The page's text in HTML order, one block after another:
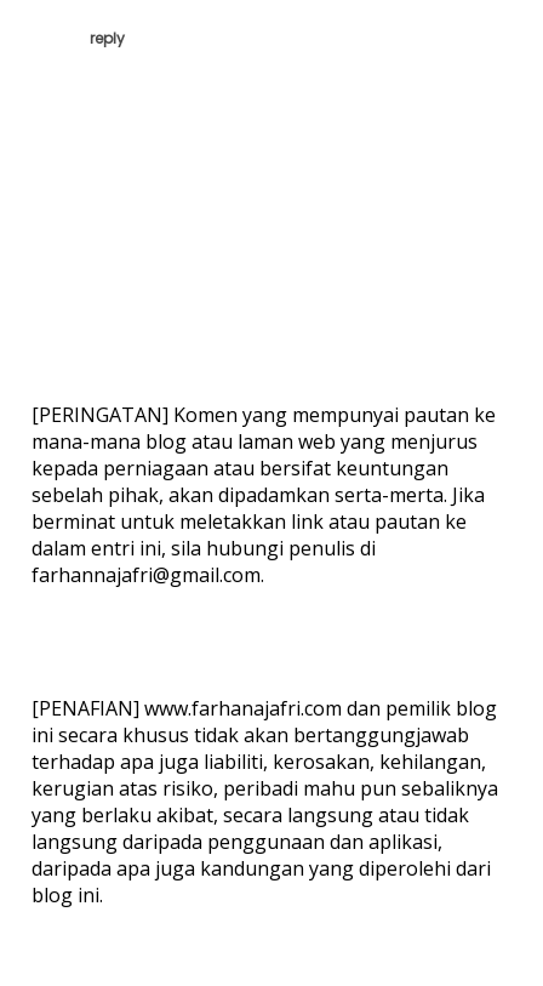
reply
[PERINGATAN] Komen yang mempunyai pautan ke
mana-mana blog atau laman web yang menjurus
kepada perniagaan atau bersifat keuntungan
sebelah pihak, akan dipadamkan serta-merta. Jika
berminat untuk meletakkan link atau pautan ke
dalam entri ini, sila hubungi penulis di
farhannajafri@gmail.com.
[PENAFIAN] www.farhanajafri.com dan pemilik blog
ini secara khusus tidak akan bertanggungjawab
terhadap apa juga liabiliti, kerosakan, kehilangan,
kerugian atas risiko, peribadi mahu pun sebaliknya
yang berlaku akibat, secara langsung atau tidak
langsung daripada penggunaan dan aplikasi,
daripada apa juga kandungan yang diperolehi dari
blog ini.